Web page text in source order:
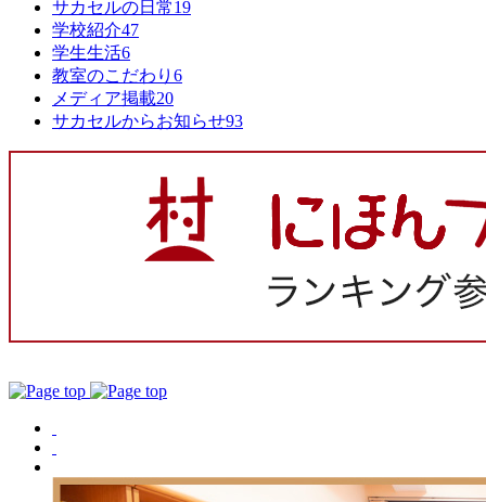
サカセルの日常19
学校紹介47
学生生活6
教室のこだわり 6
メディア掲載20
サカセルからお知らせ93